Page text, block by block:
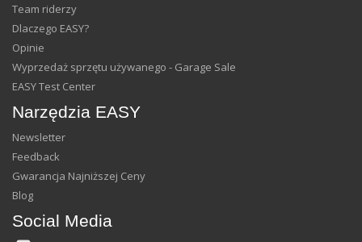
Team riderzy
Dlaczego EASY?
Opinie
Wyprzedaż sprzętu używanego - Garage Sale
EASY Test Center
Narzędzia EASY
Newsletter
Feedback
Gwarancja Najniższej Ceny
Blog
Social Media